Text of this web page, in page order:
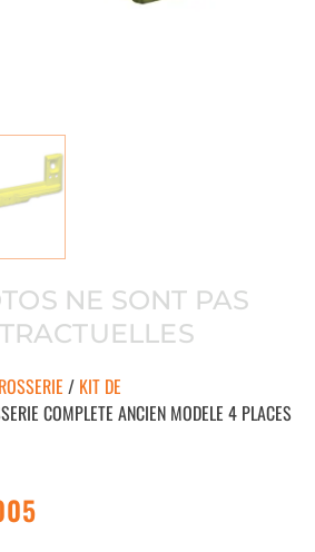
NE SONT PAS
/ KIT DE
COMPLETE ANCIEN MODELE 4 PLACES